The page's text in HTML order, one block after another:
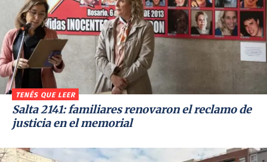
TENÉS QUE LEER
Salta 2141: familiares renovaron el reclamo de
justicia en el memorial